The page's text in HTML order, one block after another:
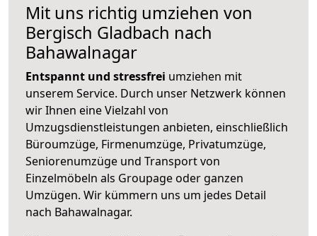
Mit uns richtig umziehen von
Bergisch Gladbach nach
Bahawalnagar
Entspannt und stressfrei umziehen mit
unserem Service. Durch unser Netzwerk können
wir Ihnen eine Vielzahl von
Umzugsdienstleistungen anbieten, einschließlich
Büroumzüge, Firmenumzüge, Privatumzüge,
Seniorenumzüge und Transport von
Einzelmöbeln als Groupage oder ganzen
Umzügen. Wir kümmern uns um jedes Detail
nach Bahawalnagar.